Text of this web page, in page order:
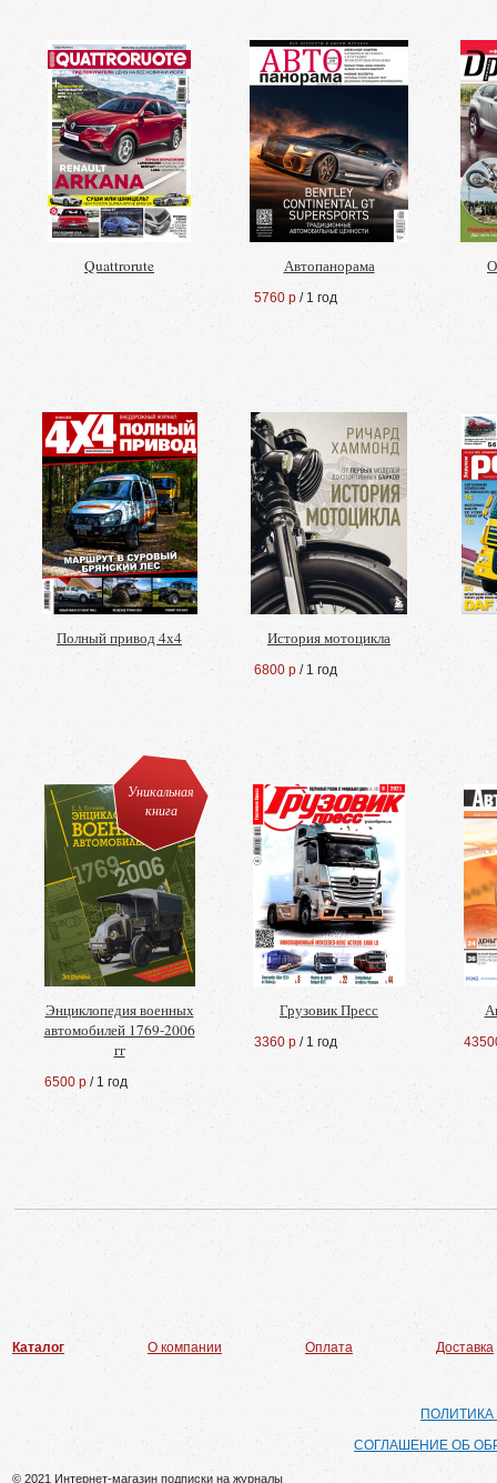
Quattrorute Автопанорама
5760 р / 1 год
Полный привод 4х4 История мотоцикла
6800 р / 1 год
Уникальная
книга
Энциклопедия военных
автомобилей 1769-2006
гг
6500 р / 1 год
Грузовик Пресс
3360 р / 1 год
Каталог О компании Оплата Доставка
СОГЛАШЕНИЕ ОБ
© 2021 Интернет-магазин подписки на журналы